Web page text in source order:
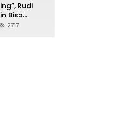
Rudi
Bisa
2024
2717